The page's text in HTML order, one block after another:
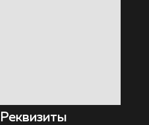
Реквизиты